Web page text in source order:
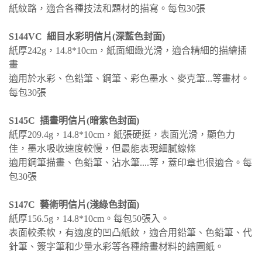
紙紋路， 適合各種技法和題材的描寫。 每包30張
S144VC 細目水彩明信片(深藍色封面)
紙厚242g， 14.8*10cm， 紙面細緻光滑，適合精細的描繪插
畫
適用於水彩 、 色鉛筆 、 鋼筆 、彩色墨水 、麥克筆...等畫材。
每包30張
S145C 插畫明信片(暗紫色封面)
紙厚209.4g， 14.8*10cm，紙張硬挺，表面光滑，顯色力
佳，墨水吸收速度較慢，但最能表現細膩線條
適用鋼筆描畫 、 色鉛筆 、 沾水筆....等，蓋印章也很適合。每
包30張
S147C 藝術明信片(淺綠色封面)
紙厚156.5g，14.8*10cm。 每包50張入。
表面較柔軟，有適度的凹凸紙紋， 適合用鉛筆、色鉛筆 、 代
針筆 、 簽字筆和少量水彩等各種繪畫材料的繪圖紙。